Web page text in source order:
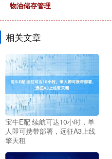
物油储存管理
相关文章
宝牛E配 续航可达10小时，单
人即可携带部署，远征A3上线
擎天租